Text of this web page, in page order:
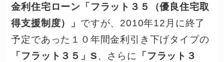
金利住宅ローン「フラット３５（優良住宅取
得支援制度）」 ですが、2010年12月に終了
予定であった１０年間金利引き下げタイプの
「フラット３５」S、さらに 「フラット３